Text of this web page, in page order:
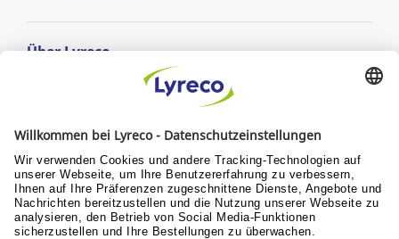
Über Lyreco
Geben Sie uns ein Feedback!
AGB
Nutzungsbedingungen
Datenschutzerklärung